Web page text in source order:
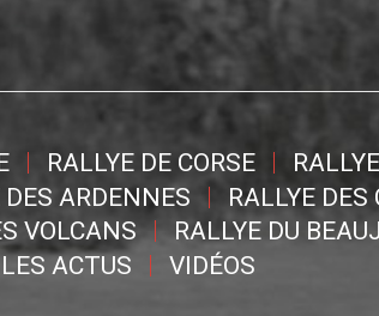
RALLYE DE CORSE
DES ARDENNES
RALLYE DES
VOLCANS
RALLYE DU
ACTUS VIDÉOS